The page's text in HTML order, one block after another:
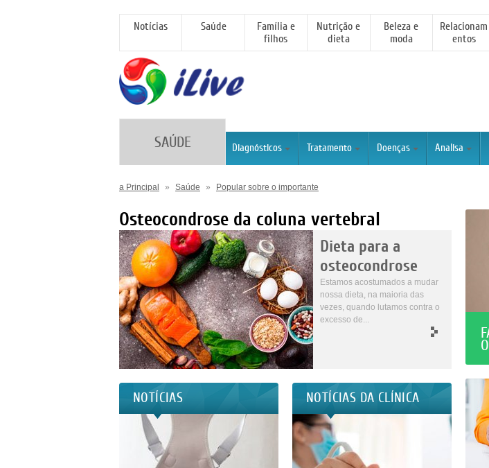
Notícias Saúde
Família e
filhos
Nutrição e
dieta
Beleza e
moda
Relacionam
entos
SAÚDE Diagnósticos Tratamento Doenças Analisa
a Principal » Saúde » Popular sobre o importante
Osteocondrose da coluna vertebral
Dieta para a
osteocondrose
Estamos acostumados a mudar
nossa dieta, na maioria das
vezes, quando lutamos contra o
excesso de...
NOTÍCIAS NOTÍCIAS DA CLÍNICA